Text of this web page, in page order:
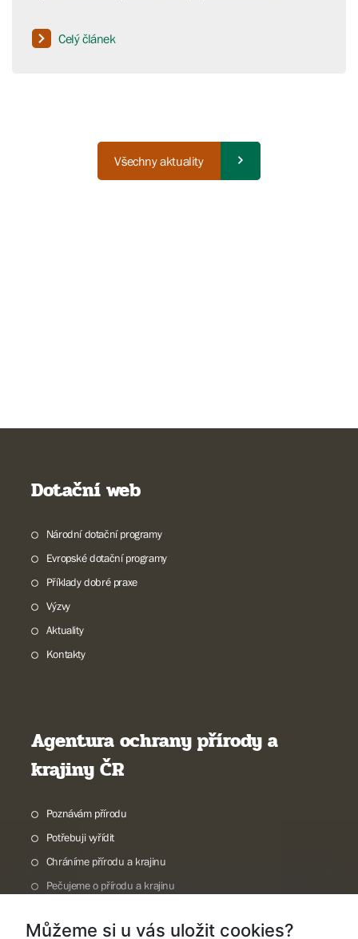
Celý článek
Všechny aktuality
Dotační web
Národní dotační programy
Evropské dotační programy
Příklady dobré praxe
Výzvy
Aktuality
Kontakty
Agentura ochrany přírody a
krajiny ČR
Poznávám přírodu
Potřebuji vyřídit
Chráníme přírodu a krajinu
Pečujeme o přírodu a krajinu
O nás
Můžeme si u vás uložit cookies?